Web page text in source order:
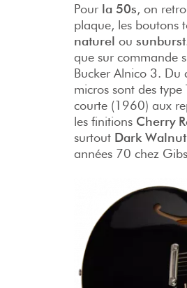
Pour la 50s, on
plaque, les boutons
naturel ou sunburst
que sur commande
Bucker Alnico 3. Du
micros sont des
courte (1960) aux
les finitions Cherry
surtoutDark Walnut
années 70 chez